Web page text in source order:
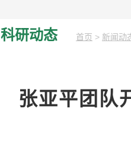
科研动态 首页 > 新闻动
张亚平团队